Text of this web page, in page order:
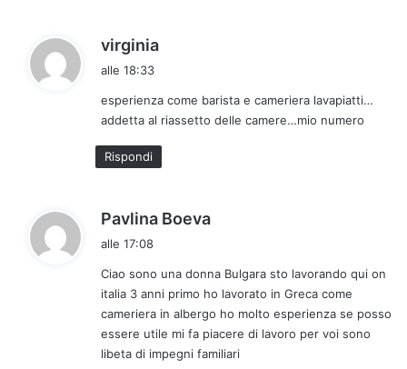
virginia
e
t
t
o
alle 18:33
esperienza come barista e cameriera lavapiatti…
addetta al riassetto delle camere…mio numero
Rispondi
Pavlina Boeva
e
t
t
o
:
alle 17:08
Ciao sono una donna Bulgara sto lavorando qui on
italia 3 anni primo ho lavorato in Greca come
cameriera in albergo ho molto esperienza se posso
essere utile mi fa piacere di lavoro per voi sono
libeta di impegni familiari